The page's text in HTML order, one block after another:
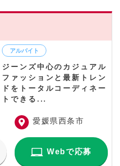
ジーンズ中心のカジュアル
ファッションと最新トレン
ドをトータルコーディネー
トできる...
愛媛県西条市
Webで応募